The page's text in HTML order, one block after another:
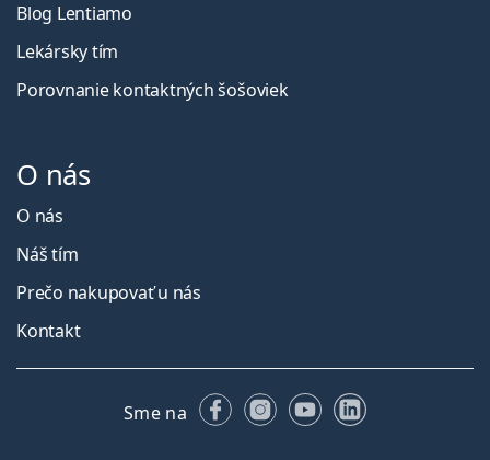
Blog Lentiamo
Lekársky tím
Porovnanie kontaktných šošoviek
O nás
O nás
Náš tím
Prečo nakupovať u nás
Kontakt
Sme na FacebookuInstagrame
YouTubeLinkedIn